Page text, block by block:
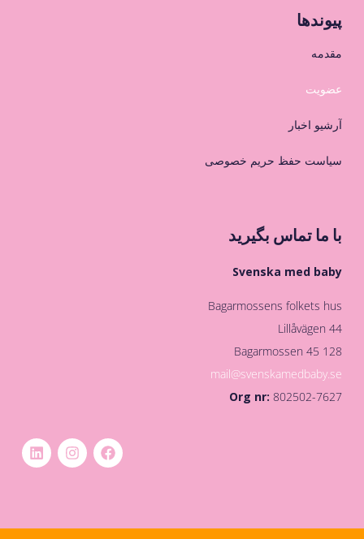
پیوندها
مقدمه
عضویت
آرشیو اخبار
سیاست حفظ حریم خصوصی
با ما تماس بگیرید
Svenska med baby
Bagarmossens folkets hus
Lillåvägen 44
128 45 Bagarmossen
mail@svenskamedbaby.se
Org nr:802502-7627